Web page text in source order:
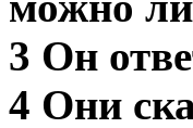
3 Он
4 Они